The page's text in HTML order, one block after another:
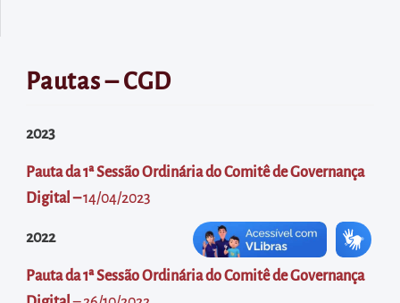
Acessar
as
informações
postas
rodapé
Pautas – CGD
2023
Pauta da 1ª Sessão Ordinária do Comitê de Governança
Digital –14/04/2023
2022
Pauta da 1ª Sessão Ordinária do Comitê de Governança